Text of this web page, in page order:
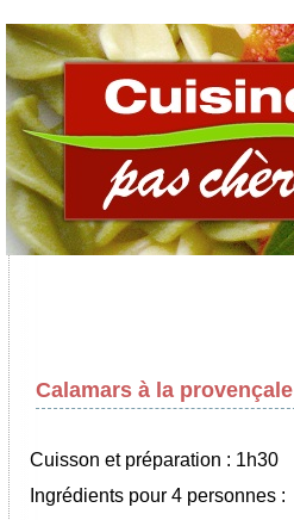
Calamars à la provençale
Cuisson et préparation : 1h30
Ingrédients pour 4 personnes :